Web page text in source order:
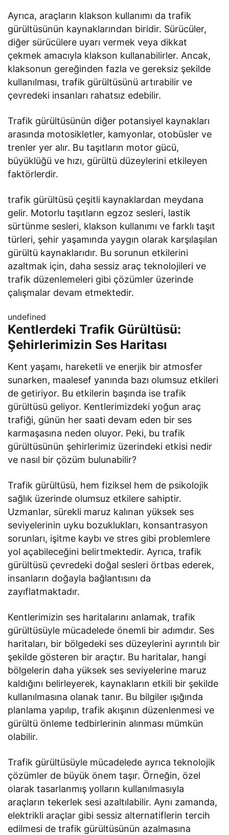
Ayrıca, araçların klakson kullanımı da trafik
gürültüsünün kaynaklarından biridir. Sürücüler,
diğer sürücülere uyarı vermek veya dikkat
çekmek amacıyla klakson kullanabilirler. Ancak,
klaksonun gereğinden fazla ve gereksiz şekilde
kullanılması, trafik gürültüsünü artırabilir ve
çevredeki insanları rahatsız edebilir.
Trafik gürültüsünün diğer potansiyel kaynakları
arasında motosikletler, kamyonlar, otobüsler ve
trenler yer alır. Bu taşıtların motor gücü,
büyüklüğü ve hızı, gürültü düzeylerini etkileyen
faktörlerdir.
trafik gürültüsü çeşitli kaynaklardan meydana
gelir. Motorlu taşıtların egzoz sesleri, lastik
sürtünme sesleri, klakson kullanımı ve farklı taşıt
türleri, şehir yaşamında yaygın olarak karşılaşılan
gürültü kaynaklarıdır. Bu sorunun etkilerini
azaltmak için, daha sessiz araç teknolojileri ve
trafik düzenlemeleri gibi çözümler üzerinde
çalışmalar devam etmektedir.
undefined
Kentlerdeki Trafik Gürültüsü:
Şehirlerimizin Ses Haritası
Kent yaşamı, hareketli ve enerjik bir atmosfer
sunarken, maalesef yanında bazı olumsuz etkileri
de getiriyor. Bu etkilerin başında ise trafik
gürültüsü geliyor. Kentlerimizdeki yoğun araç
trafiği, günün her saati devam eden bir ses
karmaşasına neden oluyor. Peki, bu trafik
gürültüsünün şehirlerimiz üzerindeki etkisi nedir
ve nasıl bir çözüm bulunabilir?
Trafik gürültüsü, hem fiziksel hem de psikolojik
sağlık üzerinde olumsuz etkilere sahiptir.
Uzmanlar, sürekli maruz kalınan yüksek ses
seviyelerinin uyku bozuklukları, konsantrasyon
sorunları, işitme kaybı ve stres gibi problemlere
yol açabileceğini belirtmektedir. Ayrıca, trafik
gürültüsü çevredeki doğal sesleri örtbas ederek,
insanların doğayla bağlantısını da
zayıflatmaktadır.
Kentlerimizin ses haritalarını anlamak, trafik
gürültüsüyle mücadelede önemli bir adımdır. Ses
haritaları, bir bölgedeki ses düzeylerini ayrıntılı bir
şekilde gösteren bir araçtır. Bu haritalar, hangi
bölgelerin daha yüksek ses seviyelerine maruz
kaldığını belirleyerek, kaynakların etkili bir şekilde
kullanılmasına olanak tanır. Bu bilgiler ışığında
planlama yapılıp, trafik akışının düzenlenmesi ve
gürültü önleme tedbirlerinin alınması mümkün
olabilir.
Trafik gürültüsüyle mücadelede ayrıca teknolojik
çözümler de büyük önem taşır. Örneğin, özel
olarak tasarlanmış yolların kullanılmasıyla
araçların tekerlek sesi azaltılabilir. Aynı zamanda,
elektrikli araçlar gibi sessiz alternatiflerin tercih
edilmesi de trafik gürültüsünün azalmasına